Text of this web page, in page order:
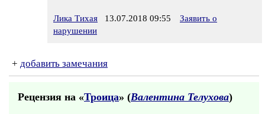
Лика Тихая 13.07.2018 09:55
Заявить о
нарушении
+ добавить замечания
Рецензия на «Троица» (Валентина Телухова)